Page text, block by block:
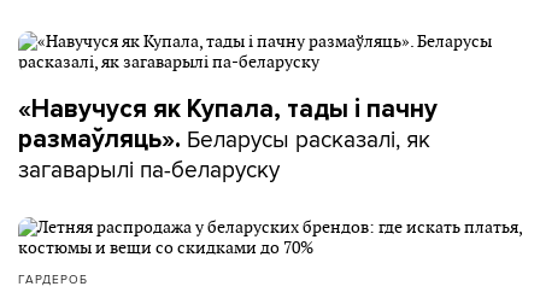
«Навучуся як Купала, тады і пачну
размаўляць». Беларусы расказалі, як
загаварылі па-беларуску
ГАРДЕРОБ